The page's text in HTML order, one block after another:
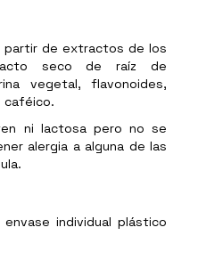
partir de extractos de los
seco de raíz de
vegetal, flavonoides,
caféico.
ni lactosa pero no se
alergia a alguna de las
individual plástico